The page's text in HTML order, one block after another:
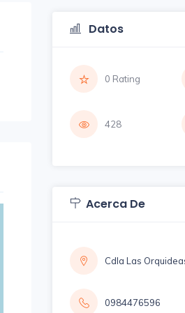
Datos
0 Rating
428
Acerca De
Cdla Las
0984476596